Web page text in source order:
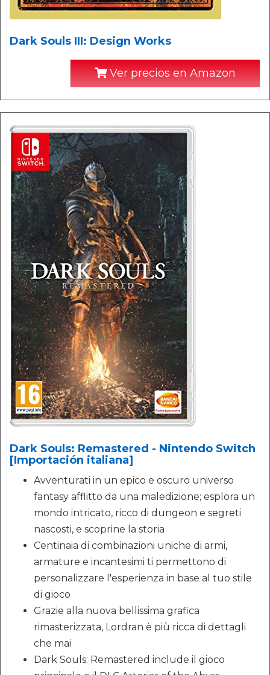
Dark Souls III: Design Works
Ver precios en Amazon
Dark Souls: Remastered - Nintendo Switch
[Importación italiana]
Avventurati in un epico e oscuro universo
fantasy afflitto da una maledizione; esplora un
mondo intricato, ricco di dungeon e segreti
nascosti, e scoprine la storia
Centinaia di combinazioni uniche di armi,
armature e incantesimi ti permettono di
personalizzare l'esperienza in base al tuo stile
di gioco
Grazie alla nuova bellissima grafica
rimasterizzata, Lordran è più ricca di dettagli
che mai
Dark Souls: Remastered include il gioco